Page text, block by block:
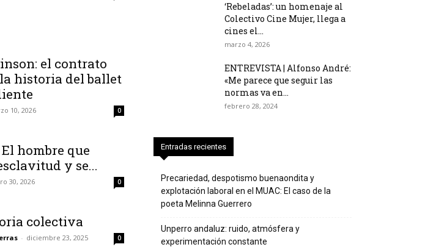
el contrato
historia del ballet
10, 2026 0
hombre que
y se...
30, 2026 0
colectiva
- diciembre 23, 2025 0
‘Rebeladas’: un homenaje al
Colectivo Cine Mujer, llega a
cines el...
marzo 4, 2026
ENTREVISTA | Alfonso André:
«Me parece que seguir las
normas va en...
febrero 28, 2024
Entradas recientes
Precariedad, despotismo buenaondita y
explotación laboral en el MUAC: El caso de la
poeta Melinna Guerrero
Unperro andaluz: ruido, atmósfera y
experimentación constante